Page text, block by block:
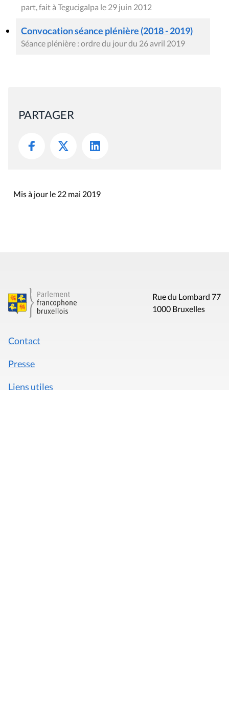
part, fait à Tegucigalpa le 29 juin 2012
Convocation séance plénière (2018 - 2019)
Séance plénière : ordre du jour du 26 avril 2019
PARTAGER
Mis à jour le 22 mai 2019
Rue du Lombard 77
1000 Bruxelles
Contact
Presse
Liens utiles